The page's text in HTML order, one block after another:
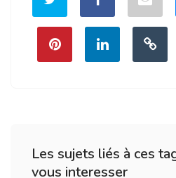
Les sujets liés à ces
vous interesser